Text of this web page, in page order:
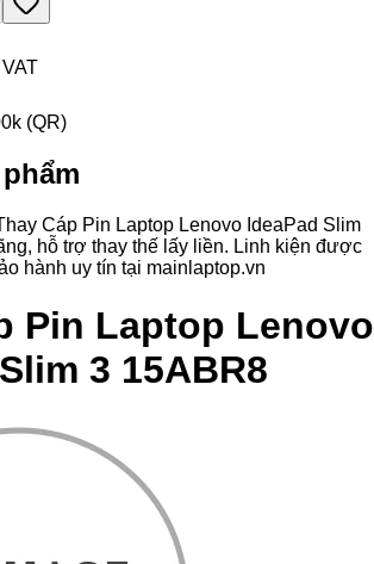
(QR)
Cáp Pin Laptop Lenovo IdeaPad Slim
hỗ trợ thay thế lấy liền. Linh kiện được
hành uy tín tại mainlaptop.vn
Pin Laptop Lenovo
3 15ABR8